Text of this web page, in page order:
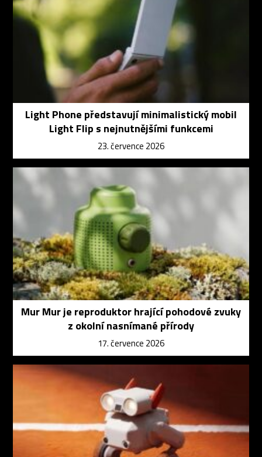
Light Phone představují minimalistický mobil
Light Flip s nejnutnějšími funkcemi
23. července 2026
Mur Mur je reproduktor hrající pohodové zvuky
z okolní nasnímané přírody
17. července 2026